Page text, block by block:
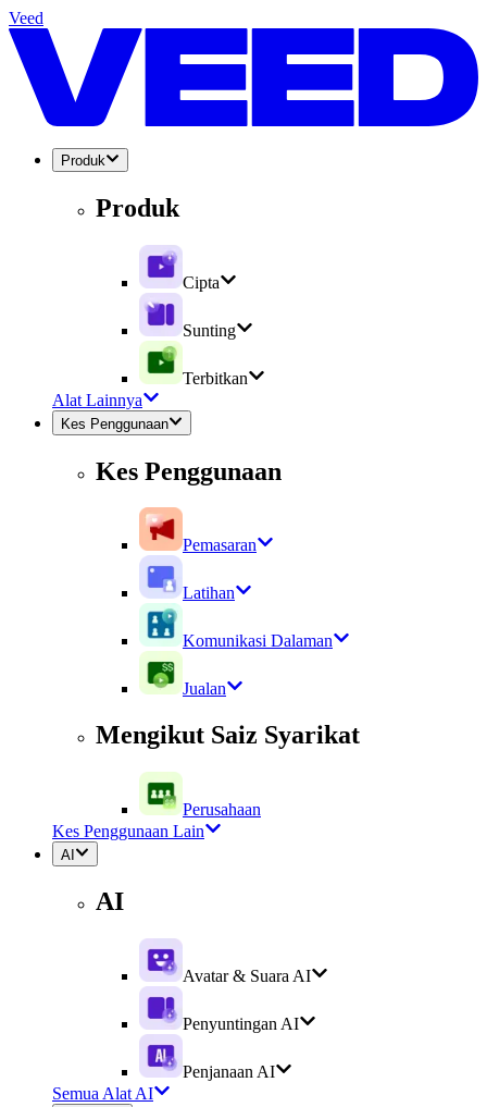
Veed
Produk
Produk
Cipta
Sunting
Terbitkan
Alat Lainnya
Kes Penggunaan
Kes Penggunaan
Pemasaran
Latihan
Komunikasi Dalaman
Jualan
Mengikut Saiz Syarikat
Perusahaan
Kes Penggunaan Lain
AI
AI
Avatar & Suara AI
Penyuntingan AI
Penjanaan AI
Semua Alat AI